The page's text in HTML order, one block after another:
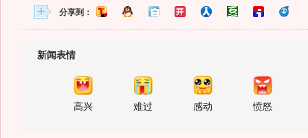
分享到：
新闻表情
高兴 难过 感动 愤怒